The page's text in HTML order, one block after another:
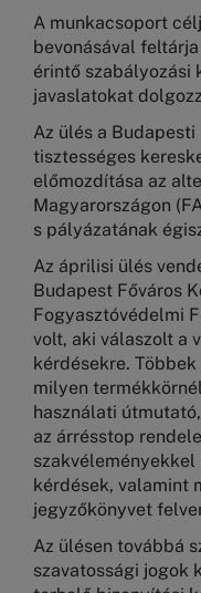
A munkacsoport
bevonásával
érintő szabályozási
javaslatokat
Az ülés a
tisztességes
előmozdítása az
Magyarországon
s pályázatának
Az áprilisi ülés
Budapest Főváros
Fogyasztóvédelmi
volt, aki válaszolt a
kérdésekre.
milyen
használati
az árrésstop
kérdések, valamint
jegyzőkönyvet
Az ülésen továbbá
szavatossági jogok